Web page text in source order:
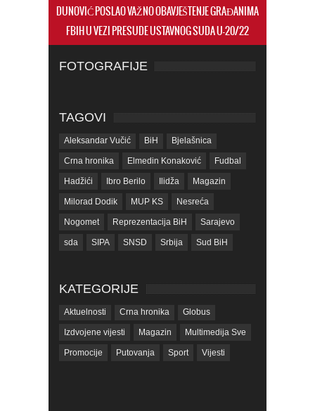
DUNOVIĆ POSLAO VAŽNO OBAVJEŠTENJE GRAĐANIMA
FBIH U VEZI PRESUDE USTAVNOG SUDA U-20/22
FOTOGRAFIJE
TAGOVI
Aleksandar Vučić BiH Bjelašnica
Crna hronika Elmedin Konaković Fudbal
Hadžići Ibro Berilo Ilidža Magazin
Milorad Dodik MUP KS Nesreća
Nogomet Reprezentacija BiH Sarajevo
sda SIPA SNSD Srbija Sud BiH
Tužilaštvo KS ubistvo Vrijeme zdravlje
KATEGORIJE
Aktuelnosti Crna hronika Globus
Izdvojene vijesti Magazin Multimedija Sve
Promocije Putovanja Sport Vijesti